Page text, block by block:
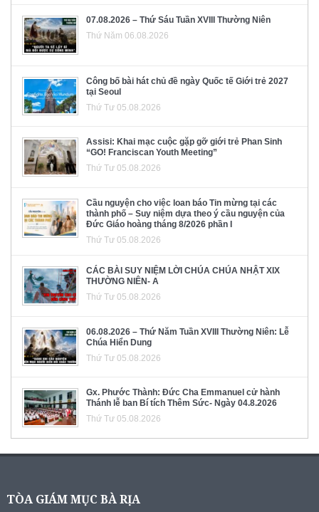
07.08.2026 – Thứ Sáu Tuần XVIII Thường Niên
Thứ Năm 06.08.2026
Công bố bài hát chủ đề ngày Quốc tế Giới trẻ 2027
tại Seoul
Thứ Tư 05.08.2026
Assisi: Khai mạc cuộc gặp gỡ giới trẻ Phan Sinh
“GO! Franciscan Youth Meeting”
Thứ Tư 05.08.2026
Cầu nguyện cho việc loan báo Tin mừng tại các
thành phố – Suy niệm dựa theo ý cầu nguyện của
Đức Giáo hoàng tháng 8/2026 phần I
Thứ Tư 05.08.2026
CÁC BÀI SUY NIỆM LỜI CHÚA CHÚA NHẬT XIX
THƯỜNG NIÊN- A
Thứ Tư 05.08.2026
06.08.2026 – Thứ Năm Tuần XVIII Thường Niên: Lễ
Chúa Hiển Dung
Thứ Tư 05.08.2026
Gx. Phước Thành: Đức Cha Emmanuel cử hành
Thánh lễ ban Bí tích Thêm Sức- Ngày 04.8.2026
Thứ Tư 05.08.2026
TÒA GIÁM MỤC BÀ RỊA